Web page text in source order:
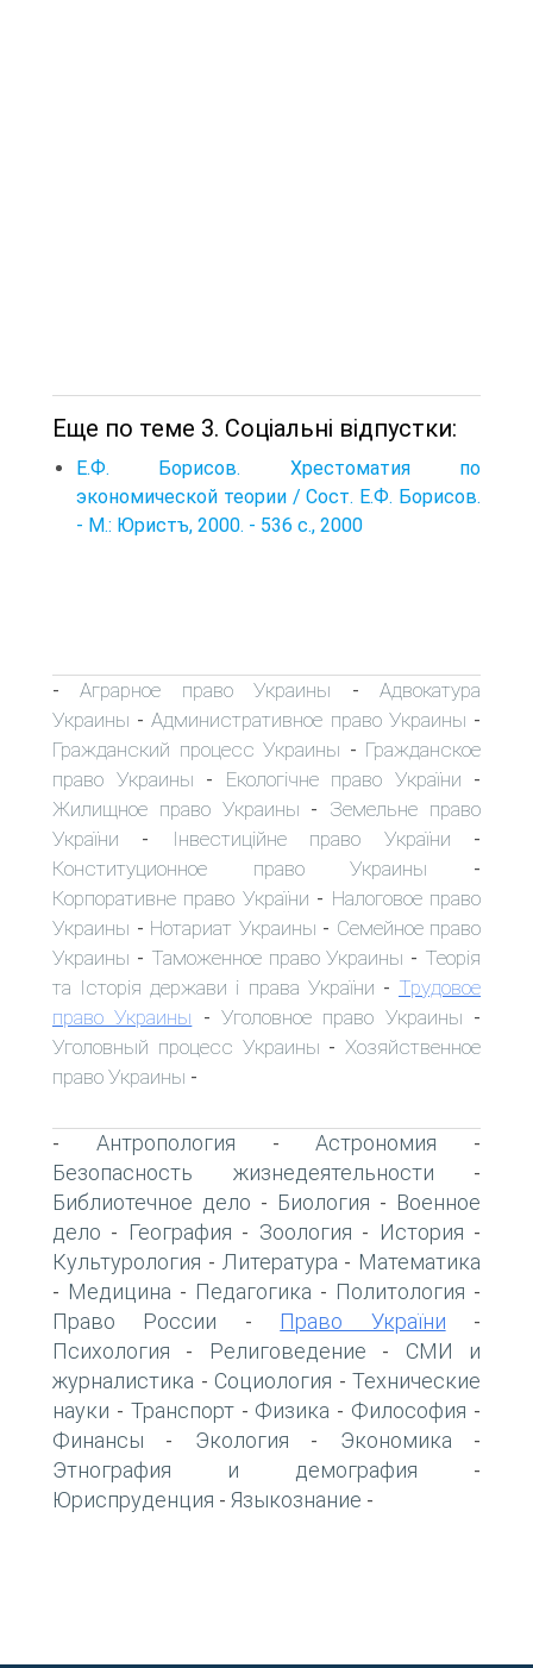
Еще по теме 3. Соціальні відпустки:
Е.Ф. Борисов. Хрестоматия по
экономической теории / Сост. Е.Ф. Борисов.
- М.: Юристъ, 2000. - 536 с., 2000
-Аграрное право Украины -Адвокатура
Украины -Административное право Украины -
Гражданский процесс Украины - Гражданское
право Украины - Екологічне право України -
Жилищное право Украины - Земельне право
України - Інвестиційне право України -
Конституционное право Украины -
Корпоративне право України - Налоговое право
Украины - Нотариат Украины - Семейное право
Украины - Таможенное право Украины - Теорія
та Історія держави і права України - Трудовое
право Украины -Уголовное право Украины -
Уголовный процесс Украины - Хозяйственное
право Украины -
- Антропология -Астрономия -
Безопасность жизнедеятельности -
Библиотечное дело - Биология - Военное
дело - География - Зоология - История -
Культурология - Литература - Математика
- Медицина - Педагогика - Политология -
Право России - Право України -
Психология - Религоведение - СМИ и
журналистика - Социология - Технические
науки - Транспорт- Физика - Философия -
Финансы - Экология - Экономика -
Этнография и демография -
Юриспруденция - Языкознание -